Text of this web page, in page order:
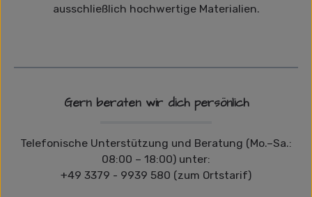
ausschließlich hochwertige Materialien.
Gern beraten wir dich persönlich
Telefonische Unterstützung und Beratung (Mo.–Sa.:
08:00 – 18:00) unter:
+49 3379 - 9939 580 (zum Ortstarif)